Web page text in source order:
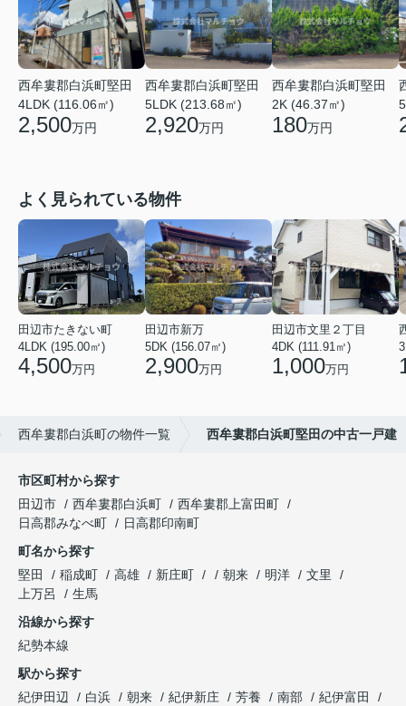
西牟婁郡白浜町堅田
4LDK (116.06㎡)
2,500万円
西牟婁郡白浜町堅田
5LDK (213.68㎡)
2,920万円
西牟婁郡白浜町堅田
2K (46.37㎡)
180万円
よく見られている物件
田辺市たきない町
4LDK (195.00㎡)
4,500万円
田辺市新万
5DK (156.07㎡)
2,900万円
田辺市文里２丁目
4DK (111.91㎡)
1,000万円
西牟婁郡白浜町の物件一覧 西牟婁郡白浜町堅田の中古一戸建
市区町村から探す
田辺市
西牟婁郡白浜町
西牟婁郡上富田町
日高郡みなべ町
日高郡印南町
町名から探す
堅田
稲成町 高雄 新庄町 朝来 明洋
文里
上万呂
生馬
沿線から探す
紀勢本線
駅から探す
紀伊田辺
白浜 朝来 紀伊新庄 芳養 南部
紀伊富田